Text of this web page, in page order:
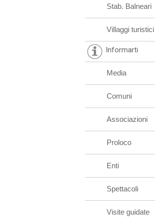
Stab. Balneari
Villaggi turistici
Informarti
Media
Comuni
Associazioni
Proloco
Enti
Spettacoli
Visite guidate